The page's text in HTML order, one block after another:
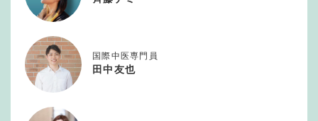
国際中医専門員
田中友也